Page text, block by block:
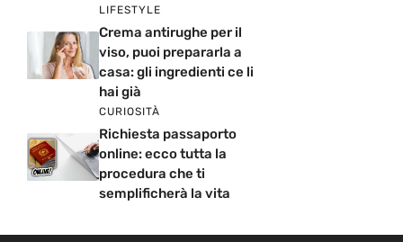
LIFESTYLE
Crema antirughe per il
viso, puoi prepararla a
casa: gli ingredienti ce li
hai già
CURIOSITÀ
Richiesta passaporto
online: ecco tutta la
procedura che ti
semplificherà la vita